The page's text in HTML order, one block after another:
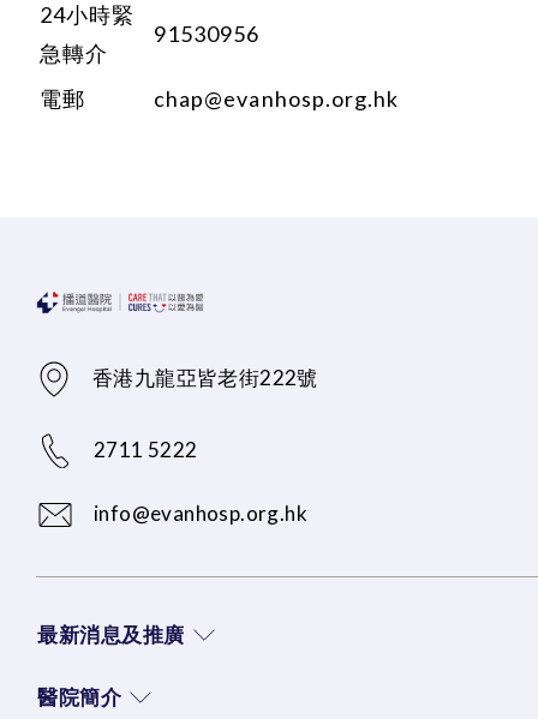
24小時緊
急轉介
91530956
電郵 chap@evanhosp.org.hk
香港九龍亞皆老街222號
2711 5222
info@evanhosp.org.hk
最新消息及推廣
醫院簡介